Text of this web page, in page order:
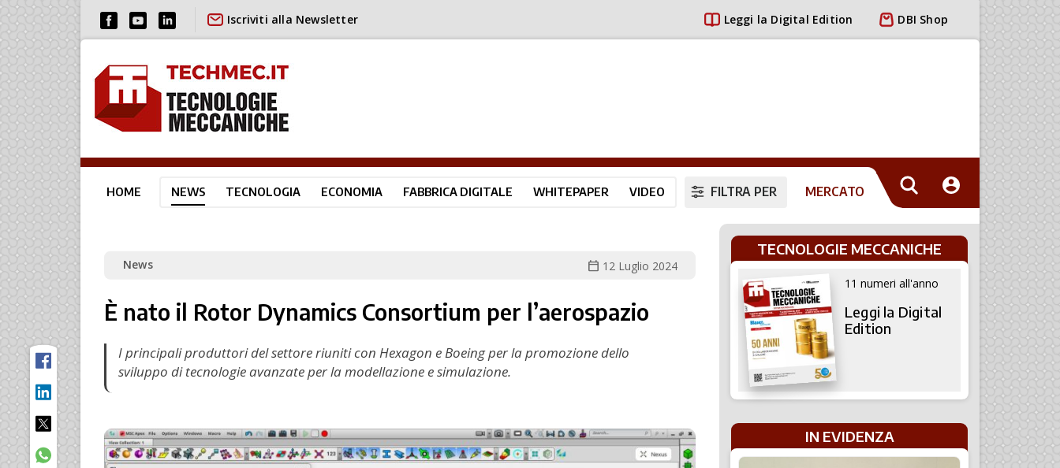
Iscriviti alla Newsletter Leggi la Digital Edition DBI Shop
HOME NEWS TECNOLOGIA ECONOMIA FABBRICA DIGITALE WHITEPAPER VIDEO FILTRA PER MERCATO
News calendar_today 12 Luglio 2024
È nato il Rotor Dynamics Consortium per l’aerospazio
I principali produttori del settore riuniti con Hexagon e Boeing per la promozione dello
sviluppo di tecnologie avanzate per la modellazione e simulazione.
TECNOLOGIE MECCANICHE
11 numeri all'anno
Leggi la Digital
Edition
IN EVIDENZA